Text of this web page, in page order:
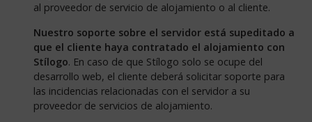
al proveedor de servicio de alojamiento o al cliente.
Nuestro soporte sobre el servidor está supeditado a
que el cliente haya contratado el alojamiento con
Stílogo. En caso de que Stílogo solo se ocupe del
desarrollo web, el cliente deberá solicitar soporte para
las incidencias relacionadas con el servidor a su
proveedor de servicios de alojamiento.